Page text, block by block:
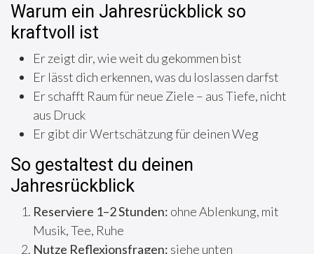
Warum ein Jahresrückblick so
kraftvoll ist
Er zeigt dir, wie weit du gekommen bist
Er lässt dich erkennen, was du loslassen darfst
Er schafft Raum für neue Ziele – aus Tiefe, nicht
aus Druck
Er gibt dir Wertschätzung für deinen Weg
So gestaltest du deinen
Jahresrückblick
Reserviere 1–2 Stunden: ohne Ablenkung, mit
Musik, Tee, Ruhe
Nutze Reflexionsfragen: siehe unten